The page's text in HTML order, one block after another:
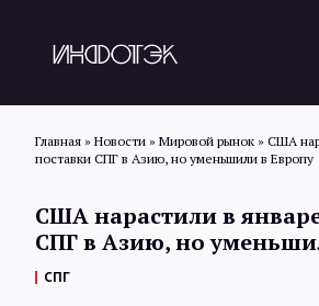
Главная » Новости » Мировой рынок » США
поставки СПГ в Азию, но уменьшили в Европу
США нарастили в
СПГ в Азию, но
СПГ